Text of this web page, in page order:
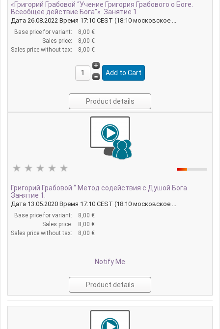
«Григорий Грабовой “Учение Григория Грабового о Боге.
Всеобщее действие Бога”». Занятие 1.
Дата 26.08.2022 Время 17:10 CEST (18:10 московское ...
Base price for variant:
8,00 €
Sales price:
8,00 €
Sales price without tax:
8,00 €
Product details
Григорий Грабовой “ Метод содействия с Душой Бога
Занятие 1.
Дата 13.05.2020 Время 17:10 CEST (18:10 московское ...
Base price for variant:
8,00 €
Sales price:
8,00 €
Sales price without tax:
8,00 €
Notify Me
Product details